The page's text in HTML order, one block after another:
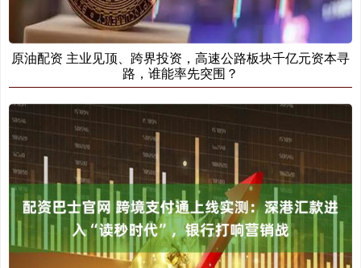
原油配资 主业见顶、跨界投资，高速公路板块千亿元资本寻
路，谁能率先突围？